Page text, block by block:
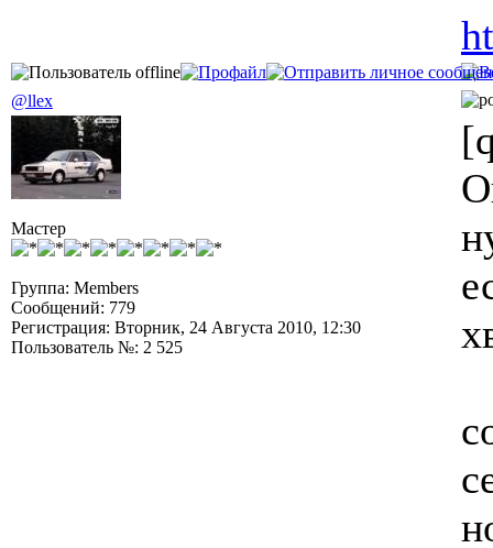
@llex
Мастер
Группа: Members
Сообщений: 779
Регистрация: Вторник, 24 Августа 2010, 12:30
Пользователь №: 2 525